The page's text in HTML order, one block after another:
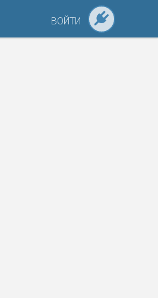
ВОЙТИ